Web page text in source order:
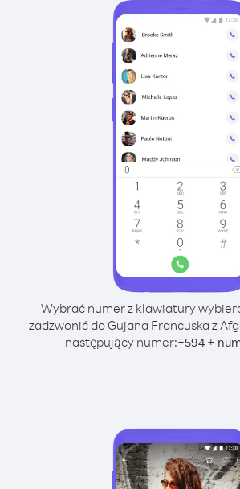
Wybrać numer z klawiatury
zadzwonić do Gujana Francuska z
następujący numer:+594+